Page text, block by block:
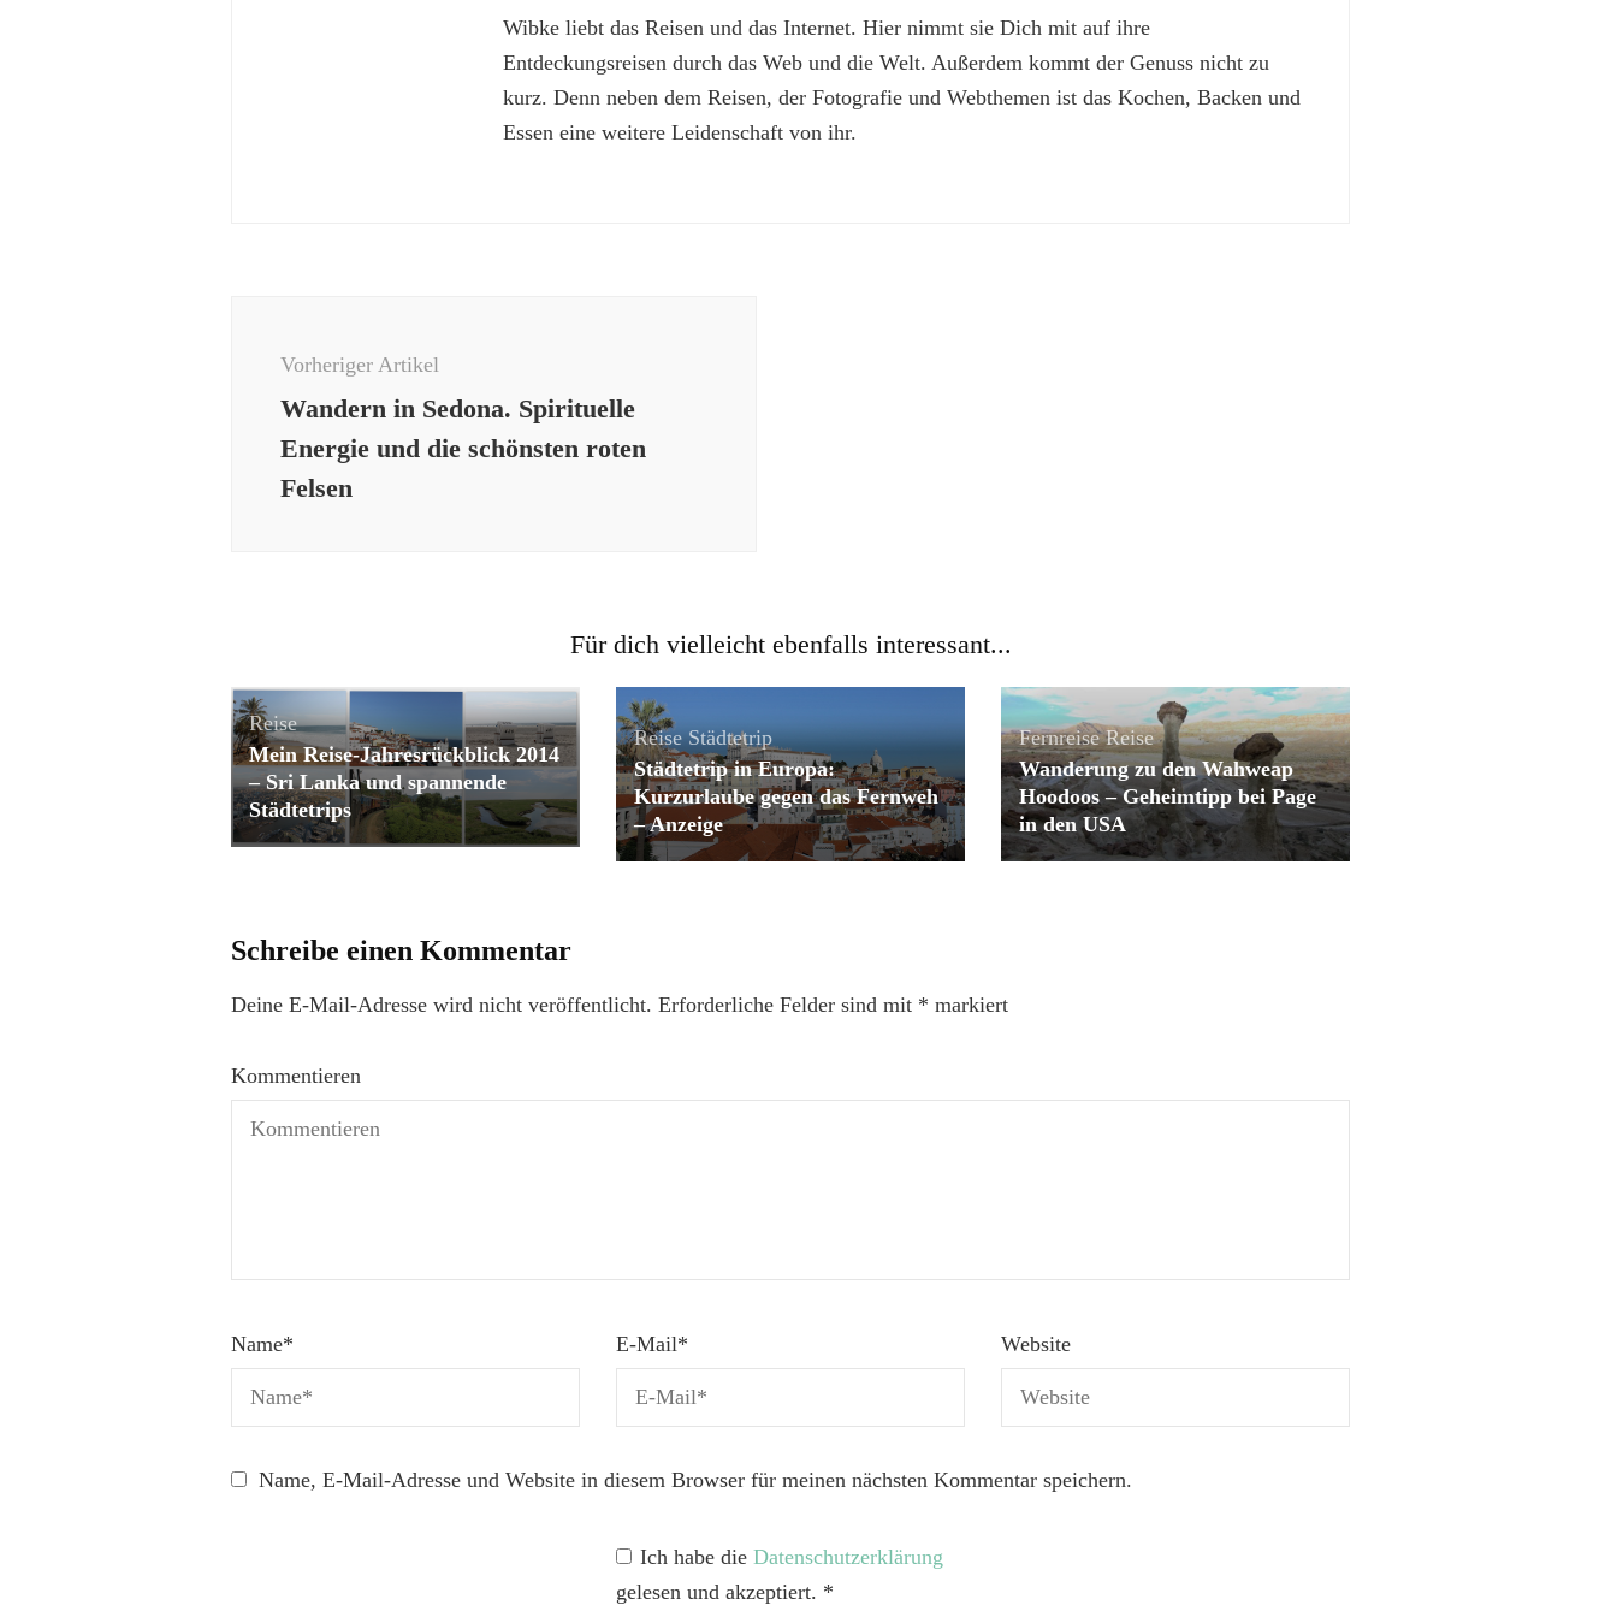
Wibke liebt das Reisen und das Internet. Hier nimmt sie Dich mit auf ihre
Entdeckungsreisen durch das Web und die Welt. Außerdem kommt der Genuss nicht zu
kurz. Denn neben dem Reisen, der Fotografie und Webthemen ist das Kochen, Backen und
Essen eine weitere Leidenschaft von ihr.
Vorheriger Artikel
Wandern in Sedona. Spirituelle
Energie und die schönsten roten
Felsen
Für dich vielleicht ebenfalls interessant...
Reise
Mein Reise-Jahresrückblick 2014
– Sri Lanka und spannende
Städtetrips
Reise Städtetrip
Städtetrip in Europa:
Kurzurlaube gegen das Fernweh
– Anzeige
Fernreise Reise
Wanderung zu den Wahweap
Hoodoos – Geheimtipp bei Page
in den USA
Schreibe einen Kommentar
Deine E-Mail-Adresse wird nicht veröffentlicht. Erforderliche Felder sind mit * markiert
Kommentieren
Name* E-Mail* Website
Name, E-Mail-Adresse und Website in diesem Browser für meinen nächsten Kommentar speichern.
Ich habe die Datenschutzerklärung
gelesen und akzeptiert. *